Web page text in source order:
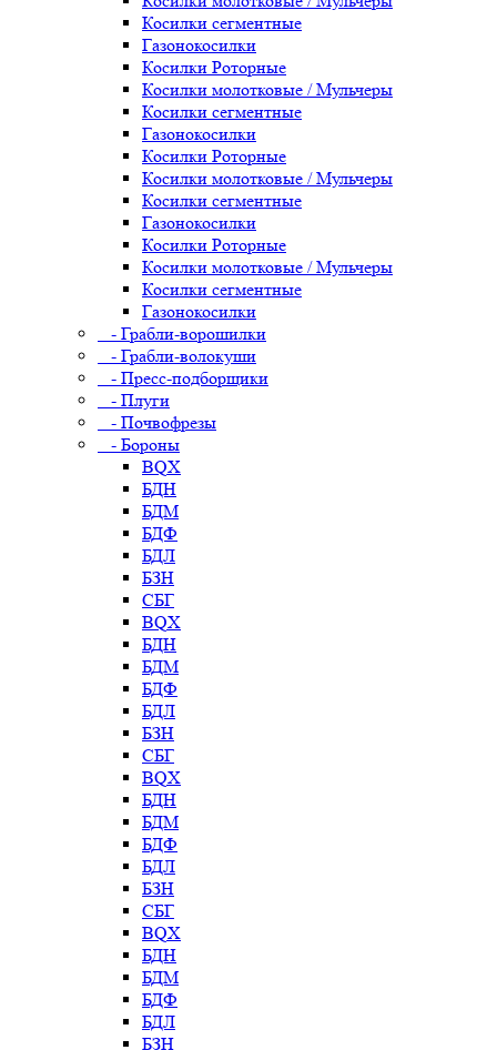
Косилки сегментные
Газонокосилки
Косилки Роторные
Косилки молотковые / Мульчеры
Косилки сегментные
Газонокосилки
Косилки Роторные
Косилки молотковые / Мульчеры
Косилки сегментные
Газонокосилки
Косилки Роторные
Косилки молотковые / Мульчеры
Косилки сегментные
Газонокосилки
- Грабли-ворошилки
- Грабли-волокуши
- Пресс-подборщики
- Плуги
- Почвофрезы
- Бороны
BQX
БДН
БДМ
БДФ
БДЛ
БЗН
СБГ
BQX
БДН
БДМ
БДФ
БДЛ
БЗН
СБГ
BQX
БДН
БДМ
БДФ
БДЛ
БЗН
СБГ
BQX
БДН
БДМ
БДФ
БДЛ
БЗН